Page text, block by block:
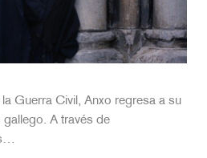
Guerra Civil, Anxo regresa a su
gallego. A través de